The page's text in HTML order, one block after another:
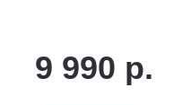
9 990 р.